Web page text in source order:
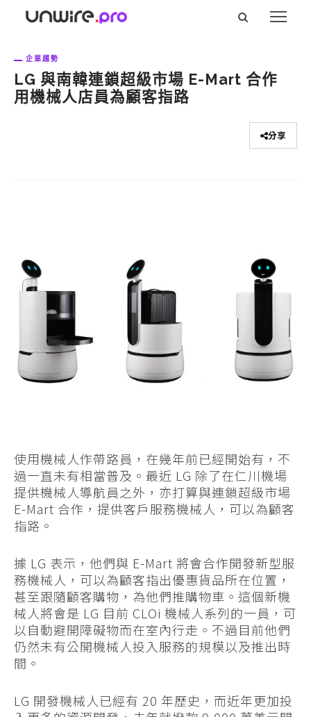
企業趨勢
LG 與南韓連鎖超級市場 E-Mart 合作
用機械人店員為顧客指路
分享
使用機械人作帶路員，在幾年前已經開始有，不
過一直未有相當普及。最近 LG 除了在仁川機場
提供機械人導航員之外，亦打算與連鎖超級市場
E-Mart 合作，提供客戶服務機械人，可以為顧客
指路。
據 LG 表示，他們與 E-Mart 將會合作開發新型服
務機械人，可以為顧客指出優惠貨品所在位置，
甚至跟隨顧客購物，為他們推購物車。這個新機
械人將會是 LG 目前 CLOi 機械人系列的一員，可
以自動避開障礙物而在室內行走。不過目前他們
仍然未有公開機械人投入服務的規模以及推出時
間。
LG 開發機械人已經有 20 年歷史，而近年更加投